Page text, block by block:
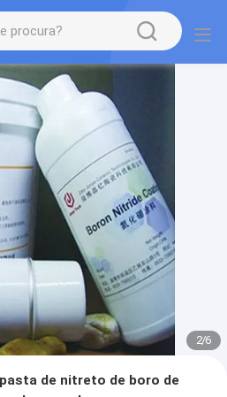
2/6
de nitreto de boro de